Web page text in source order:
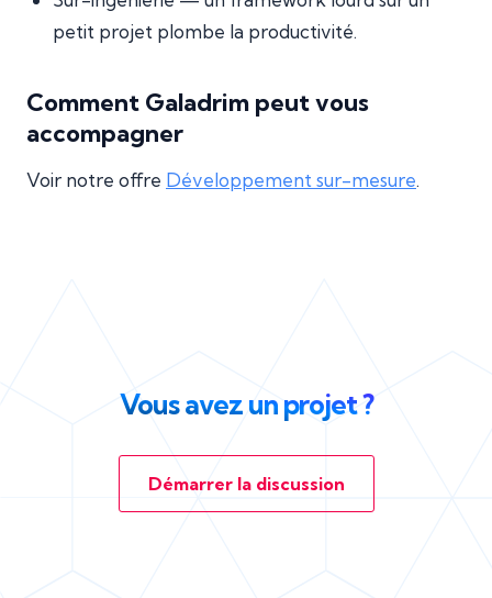
petit projet plombe la productivité.
Comment Galadrim peut vous
accompagner
Voir notre offre Développement sur-mesure.
Vous avez un projet ?
Démarrer la discussion